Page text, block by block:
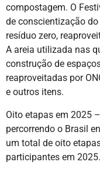
compostagem. O
de conscientização
resíduo zero,
A areia utilizada nas
construção de
reaproveitadas por
e outros itens.
Oito etapas em 2025
percorrendo o Brasil
um total de oito
participantes em 2025.